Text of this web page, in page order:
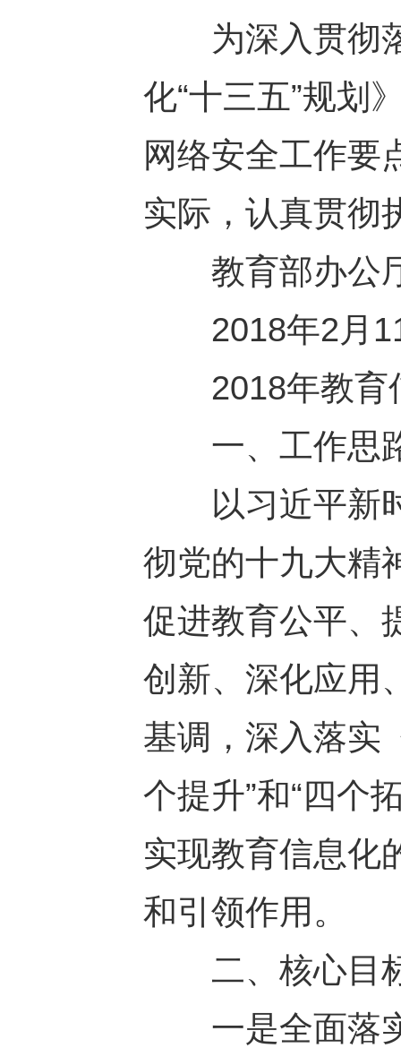
为深入贯彻落
化“十三五”规划
网络安全工作要
实际，认真贯彻
教育部办公
2018年2月
2018年教育
一、工作思
以习近平新时
彻党的十九大精
促进教育公平、
创新、深化应用
基调，深入落实
个提升”和“四个
实现教育信息化
和引领作用。
二、核心目
一是全面落实